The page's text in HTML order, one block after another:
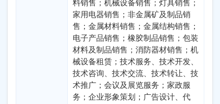
料销售；机械设备销售；灯具销售；
家用电器销售；非金属矿及制品销
售；金属材料销售；金属结构销售；
电子产品销售；橡胶制品销售；包装
材料及制品销售；消防器材销售；机
械设备租赁；技术服务、技术开发、
技术咨询、技术交流、技术转让、技
术推广；会议及展览服务；家政服
务；企业形象策划；广告设计、代